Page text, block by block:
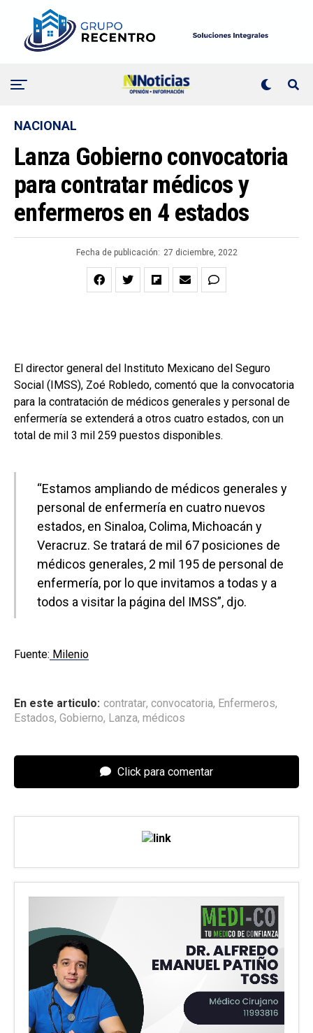
NACIONAL
Lanza Gobierno convocatoria
para contratar médicos y
enfermeros en 4 estados
Fecha de publicación: 27 diciembre, 2022
El director general del Instituto Mexicano del Seguro
Social (IMSS), Zoé Robledo, comentó que la convocatoria
para la contratación de médicos generales y personal de
enfermería se extenderá a otros cuatro estados, con un
total de mil 3 mil 259 puestos disponibles.
“Estamos ampliando de médicos generales y
personal de enfermería en cuatro nuevos
estados, en Sinaloa, Colima, Michoacán y
Veracruz. Se tratará de mil 67 posiciones de
médicos generales, 2 mil 195 de personal de
enfermería, por lo que invitamos a todas y a
todos a visitar la página del IMSS”, djo.
Fuente: Milenio
En este articulo: contratar, convocatoria, Enfermeros,
Estados, Gobierno, Lanza, médicos
Click para comentar